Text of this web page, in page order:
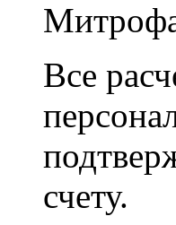
Все
счету.